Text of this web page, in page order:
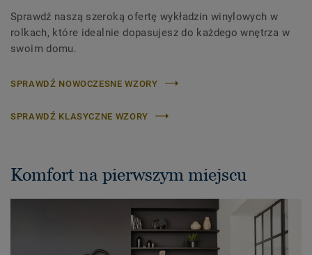
Sprawdź naszą szeroką ofertę wykładzin winylowych w
rolkach, które idealnie dopasujesz do każdego wnętrza w
swoim domu.
SPRAWDŹ NOWOCZESNE WZORY
SPRAWDŹ KLASYCZNE WZORY
Komfort na pierwszym miejscu